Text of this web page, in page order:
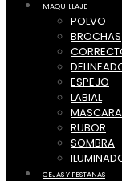
MAQUILLAJE
POLVO
BROCHAS
ESPEJO
LABIAL
MASCARA
RUBOR
SOMBRA
CEJAS Y PESTAÑAS